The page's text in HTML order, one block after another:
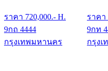
ราคา 720,000.- H. ราคา
9กถ 4444
กรุงเทพมหานคร
9กท
กรุง